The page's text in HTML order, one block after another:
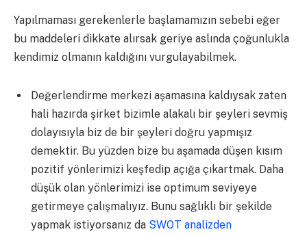
Yapılmaması gerekenlerle başlamamızın sebebi eğer
bu maddeleri dikkate alırsak geriye aslında çoğunlukla
kendimiz olmanın kaldığını vurgulayabilmek.
Değerlendirme merkezi aşamasına kaldıysak zaten
hali hazırda şirket bizimle alakalı bir şeyleri sevmiş
dolayısıyla biz de bir şeyleri doğru yapmışız
demektir. Bu yüzden bize bu aşamada düşen kısım
pozitif yönlerimizi keşfedip açığa çıkartmak. Daha
düşük olan yönlerimizi ise optimum seviyeye
getirmeye çalışmalıyız. Bunu sağlıklı bir şekilde
yapmak istiyorsanız da SWOT analizden